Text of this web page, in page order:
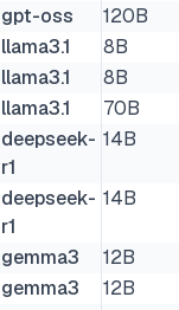
gpt-oss
120B
llama3.1
8B
llama3.1
8B
llama3.1
70B
deepseek-
r1
14B
deepseek-
r1
14B
gemma3 12B
gemma3
12B